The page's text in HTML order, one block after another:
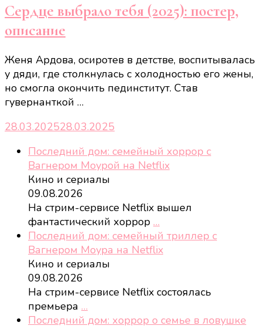
Сердце выбрало тебя (2025): постер,
описание
Женя Ардова, осиротев в детстве, воспитывалась
у дяди, где столкнулась с холодностью его жены,
но смогла окончить пединститут. Став
гувернанткой …
28.03.202528.03.2025
Последний дом: семейный хоррор с
Вагнером Моурой на Netflix
Кино и сериалы
09.08.2026
На стрим-сервисе Netflix вышел
фантастический хоррор …
Последний дом: семейный триллер с
Вагнером Моура на Netflix
Кино и сериалы
09.08.2026
На стрим-сервисе Netflix состоялась
премьера …
Последний дом: хоррор о семье в ловушке